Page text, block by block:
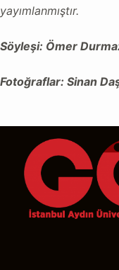
yayımlanmıştır.
Söyleşi: Ömer
Fotoğraflar: Sinan